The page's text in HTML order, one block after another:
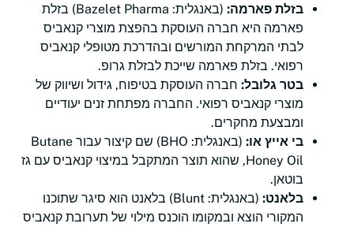
בזלת פארמה:
(באנגלית: Bazelet Pharma) בזלת
פארמה היא חברה העוסקת בהפצת מוצרי קנאביס
לבתי המרקחת המורשים ובהדרכת מטופלי קנאביס
רפואי. בזלת פארמה שייכת לבזלת גרופ.
בטר גלובל: חברה העוסקת בטיפוח, גידול ושיווק של
מוצרי קנאביס רפואי. החברה מפתחת זנים יעודיים
ומבצעת מחקרים.
בי אייץ או:
(באנגלית: BHO) שם קיצור עבור Butane
Honey Oil, שהוא תוצר המתקבל במיצוי קנאביס עם גז
בוטאן.
בלאנט:
(באנגלית: Blunt) בלאנט הוא סיגר שתוכנו
המקורי הוצא ובמקומו הוכנס מילוי של תערובת קנאביס